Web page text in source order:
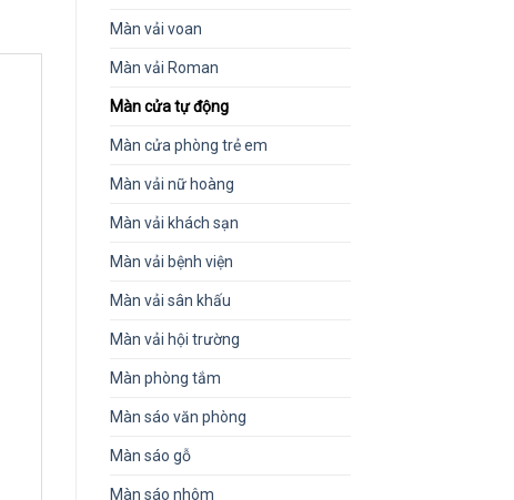
Màn vải voan
Màn vải Roman
Màn cửa tự động
Màn cửa phòng trẻ em
Màn vải nữ hoàng
Màn vải khách sạn
Màn vải bệnh viện
Màn vải sân khấu
Màn vải hội trường
Màn phòng tắm
Màn sáo văn phòng
Màn sáo gỗ
Màn sáo nhôm